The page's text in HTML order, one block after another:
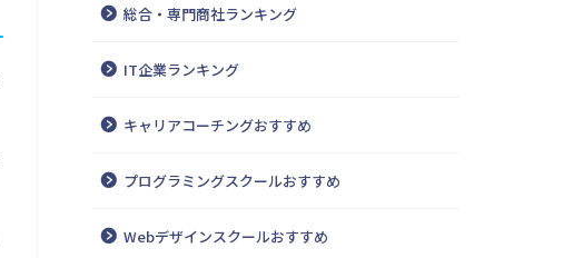
総合・専門商社ランキング
IT企業ランキング
キャリアコーチングおすすめ
プログラミングスクールおすすめ
Webデザインスクールおすすめ